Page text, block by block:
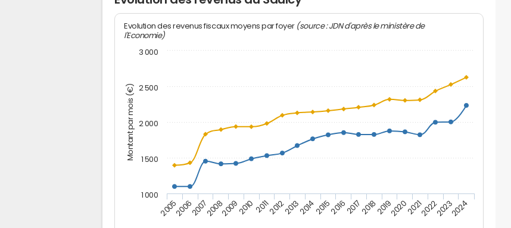
Montant par mois (€)
Evolution des revenus fiscaux moyens par foyer (source : JDN d'après le ministère de
l'Economie)
200520062007200820092010 20112012201320142015201620172018201920202021202220232024
1 000
1 500
2 000
2 500
3 000